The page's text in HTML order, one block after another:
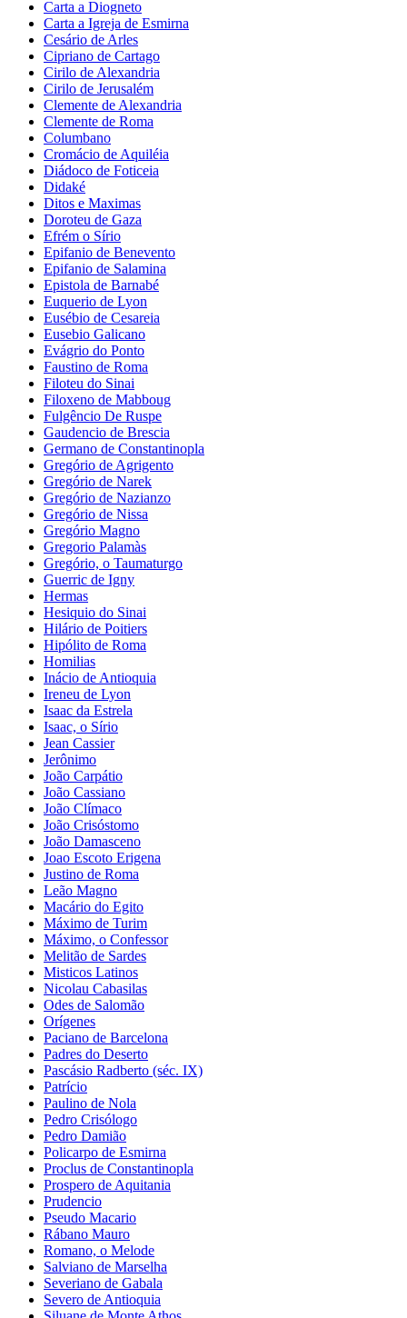
Carta a Diogneto
Carta a Igreja de Esmirna
Cesário de Arles
Cipriano de Cartago
Cirilo de Alexandria
Cirilo de Jerusalém
Clemente de Alexandria
Clemente de Roma
Columbano
Cromácio de Aquiléia
Diádoco de Foticeia
Didaké
Ditos e Maximas
Doroteu de Gaza
Efrém o Sírio
Epifanio de Benevento
Epifanio de Salamina
Epistola de Barnabé
Euquerio de Lyon
Eusébio de Cesareia
Eusebio Galicano
Evágrio do Ponto
Faustino de Roma
Filoteu do Sinai
Filoxeno de Mabboug
Fulgêncio De Ruspe
Gaudencio de Brescia
Germano de Constantinopla
Gregório de Agrigento
Gregório de Narek
Gregório de Nazianzo
Gregório de Nissa
Gregório Magno
Gregorio Palamàs
Gregório, o Taumaturgo
Guerric de Igny
Hermas
Hesiquio do Sinai
Hilário de Poitiers
Hipólito de Roma
Homilias
Inácio de Antioquia
Ireneu de Lyon
Isaac da Estrela
Isaac, o Sírio
Jean Cassier
Jerônimo
João Carpátio
João Cassiano
João Clímaco
João Crisóstomo
João Damasceno
Joao Escoto Erigena
Justino de Roma
Leão Magno
Macário do Egito
Máximo de Turim
Máximo, o Confessor
Melitão de Sardes
Misticos Latinos
Nicolau Cabasilas
Odes de Salomão
Orígenes
Paciano de Barcelona
Padres do Deserto
Pascásio Radberto (séc. IX)
Patrício
Paulino de Nola
Pedro Crisólogo
Pedro Damião
Policarpo de Esmirna
Proclus de Constantinopla
Prospero de Aquitania
Prudencio
Pseudo Macario
Rábano Mauro
Romano, o Melode
Salviano de Marselha
Severiano de Gabala
Severo de Antioquia